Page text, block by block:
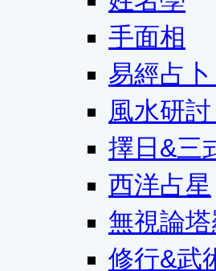
手面相
易經占卜
風水研討
擇日&三
西洋占星
無視論
修行&武